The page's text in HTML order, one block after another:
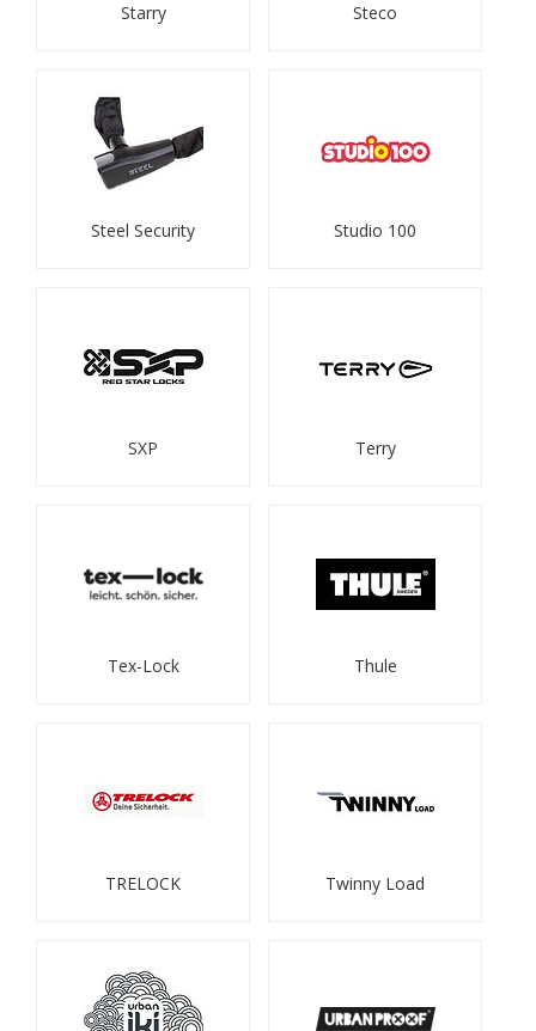
Starry Steco
Steel Security Studio 100
SXP Terry
Tex-Lock Thule
TRELOCK Twinny Load